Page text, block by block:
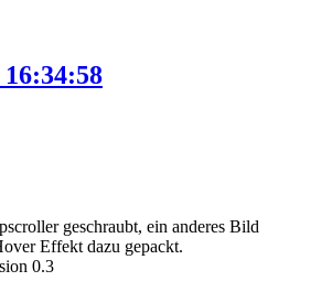
16:34:58
geschraubt, ein anderes Bild
Effekt dazu gepackt.
0.3